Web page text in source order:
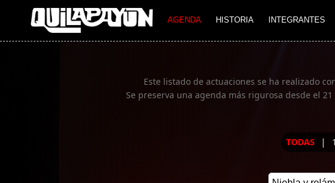
AGENDA HISTORIA INTEGRANTES
Imagen 01
Este listado de actuaciones se ha realizado
Se preserva una agenda más rigurosa desde el
TODAS |